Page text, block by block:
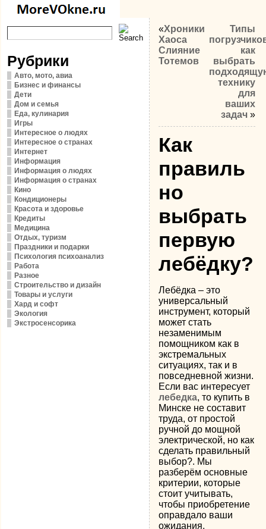
Рубрики
Авто, мото, авиа
Бизнес и финансы
Дети
Дом и семья
Еда, кулинария
Игры
Интересное о людях
Интересное о странах
Интернет
Информация
Информация о людях
Информация о странах
Кино
Кондиционеры
Красота и здоровье
Кредиты
Медицина
Отдых, туризм
Праздники и подарки
Психология психоанализ
Работа
Разное
Строительство и дизайн
Товары и услуги
Хард и софт
Экология
Экстросенсорика
«Хроники
Хаоса
Слияние
Тотемов
Типы
как
выбрать
технику
для
ваших
задач »
Как
правиль
но
выбрать
первую
лебёдку?
Лебёдка – это
универсальный
инструмент, который
может стать
незаменимым
помощником как в
экстремальных
ситуациях, так и в
повседневной жизни.
Если вас интересует
лебедка, то купить в
Минске не составит
труда, от простой
ручной до мощной
электрической, но как
сделать правильный
выбор?. Мы
разберём основные
критерии, которые
стоит учитывать,
чтобы приобретение
оправдало ваши
ожидания.